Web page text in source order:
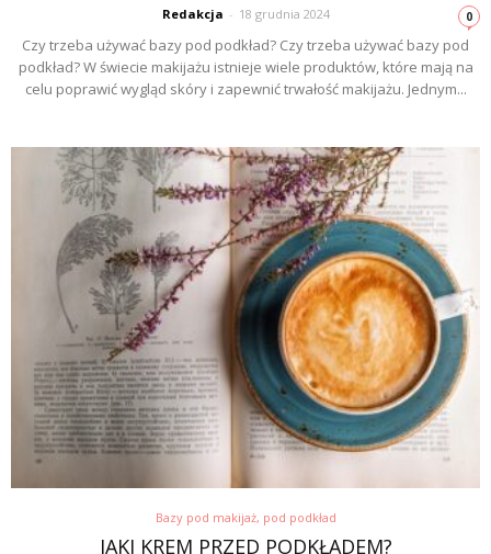
Redakcja - 18 grudnia 2024 0
Czy trzeba używać bazy pod podkład? Czy trzeba używać bazy pod
podkład? W świecie makijażu istnieje wiele produktów, które mają na
celu poprawić wygląd skóry i zapewnić trwałość makijażu. Jednym...
Bazy pod makijaż, pod podkład
JAKI KREM PRZED PODKŁADEM?